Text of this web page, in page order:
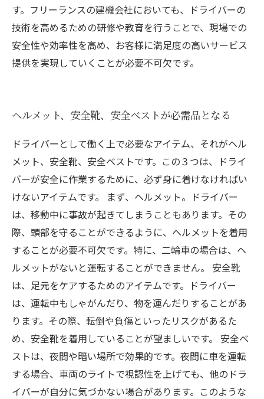
す。フリーランスの建機会社においても、ドライバーの
技術を高めるための研修や教育を行うことで、現場での
安全性や効率性を高め、お客様に満足度の高いサービス
提供を実現していくことが必要不可欠です。
ヘルメット、安全靴、安全ベストが必需品となる
ドライバーとして働く上で必要なアイテム、それがヘル
メット、安全靴、安全ベストです。この３つは、ドライ
バーが安全に作業するために、必ず身に着けなければい
けないアイテムです。 まず、ヘルメット。ドライバー
は、移動中に事故が起きてしまうこともあります。その
際、頭部を守ることができるように、ヘルメットを着用
することが必要不可欠です。特に、二輪車の場合は、ヘ
ルメットがないと運転することができません。 安全靴
は、足元をケアするためのアイテムです。ドライバー
は、運転中もしゃがんだり、物を運んだりすることがあ
ります。その際、転倒や負傷といったリスクがあるた
め、安全靴を着用していることが望ましいです。 安全ベ
ストは、夜間や暗い場所で効果的です。夜間に車を運転
する場合、車両のライトで視認性を上げても、他のドラ
イバーが自分に気づかない場合があります。このような